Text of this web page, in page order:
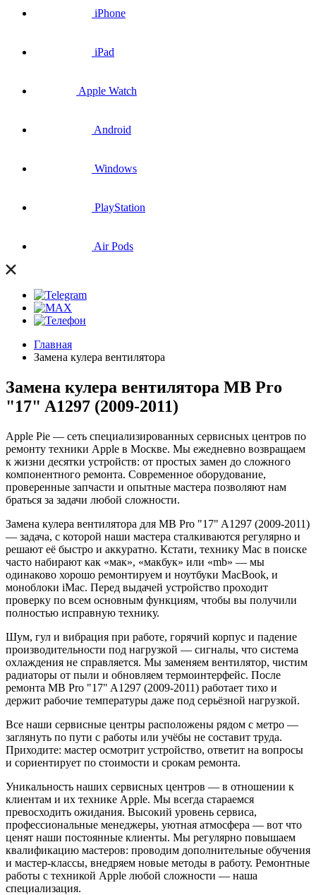
iPhone
iPad
Apple Watch
Android
Windows
PlayStation
Air Pods
Главная
Замена кулера вентилятора
Замена кулера вентилятора MB Pro
"17" A1297 (2009-2011)
Apple Pie — сеть специализированных сервисных центров по
ремонту техники Apple в Москве. Мы ежедневно возвращаем
к жизни десятки устройств: от простых замен до сложного
компонентного ремонта. Современное оборудование,
проверенные запчасти и опытные мастера позволяют нам
браться за задачи любой сложности.
Замена кулера вентилятора для MB Pro "17" A1297 (2009-2011)
— задача, с которой наши мастера сталкиваются регулярно и
решают её быстро и аккуратно. Кстати, технику Mac в поиске
часто набирают как «мак», «макбук» или «mb» — мы
одинаково хорошо ремонтируем и ноутбуки MacBook, и
моноблоки iMac. Перед выдачей устройство проходит
проверку по всем основным функциям, чтобы вы получили
полностью исправную технику.
Шум, гул и вибрация при работе, горячий корпус и падение
производительности под нагрузкой — сигналы, что система
охлаждения не справляется. Мы заменяем вентилятор, чистим
радиаторы от пыли и обновляем термоинтерфейс. После
ремонта MB Pro "17" A1297 (2009-2011) работает тихо и
держит рабочие температуры даже под серьёзной нагрузкой.
Все наши сервисные центры расположены рядом с метро —
заглянуть по пути с работы или учёбы не составит труда.
Приходите: мастер осмотрит устройство, ответит на вопросы
и сориентирует по стоимости и срокам ремонта.
Уникальность наших сервисных центров — в отношении к
клиентам и их технике Apple. Мы всегда стараемся
превосходить ожидания. Высокий уровень сервиса,
профессиональные менеджеры, уютная атмосфера — вот что
ценят наши постоянные клиенты. Мы регулярно повышаем
квалификацию мастеров: проводим дополнительные обучения
и мастер-классы, внедряем новые методы в работу. Ремонтные
работы с техникой Apple любой сложности — наша
специализация.